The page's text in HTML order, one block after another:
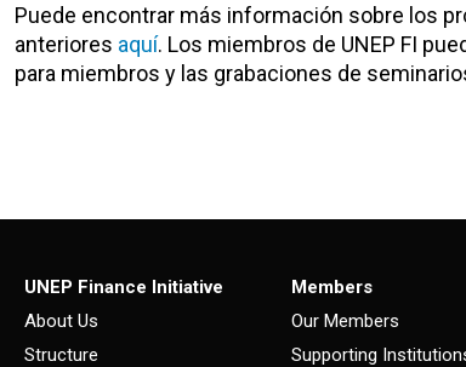
Puede encontrar más información sobre los
anteriores aquí. Los miembros de UNEP FI
para miembros y las grabaciones de
UNEP Finance Initiative
About Us
Structure
Members
Our Members
Supporting